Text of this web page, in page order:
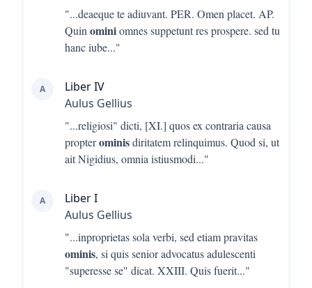
"...deaeque te adiuvant. PER. Omen placet. AP.
Quin ominiomnes suppetunt res prospere. sed tu
hanc iube..."
A
Liber IV
Aulus Gellius
"...religiosi" dicti, [XI.] quos ex contraria causa
propterominisdiritatem relinquimus. Quod si, ut
ait Nigidius, omnia istiusmodi..."
A
Liber I
Aulus Gellius
"...inproprietas sola verbi, sed etiam pravitas
ominis, si quis senior advocatus adulescenti
"superesse se" dicat. XXIII. Quis fuerit..."